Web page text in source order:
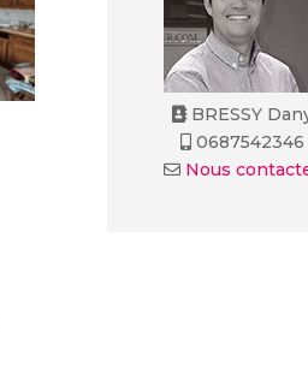
BRESSY
0687542346
Nous